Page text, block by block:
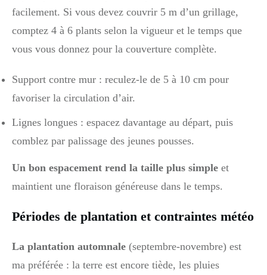
facilement. Si vous devez couvrir 5 m d’un grillage,
comptez 4 à 6 plants selon la vigueur et le temps que
vous vous donnez pour la couverture complète.
Support contre mur : reculez-le de 5 à 10 cm pour
favoriser la circulation d’air.
Lignes longues : espacez davantage au départ, puis
comblez par palissage des jeunes pousses.
Un bon espacement rend la taille plus simple et
maintient une floraison généreuse dans le temps.
Périodes de plantation et contraintes météo
La plantation automnale (septembre-novembre) est
ma préférée : la terre est encore tiède, les pluies